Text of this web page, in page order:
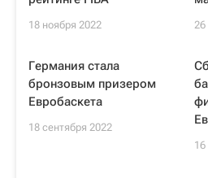
18 ноября 2022 26
Германия стала
бронзовым призером
Евробаскета
18 сентября 2022
16